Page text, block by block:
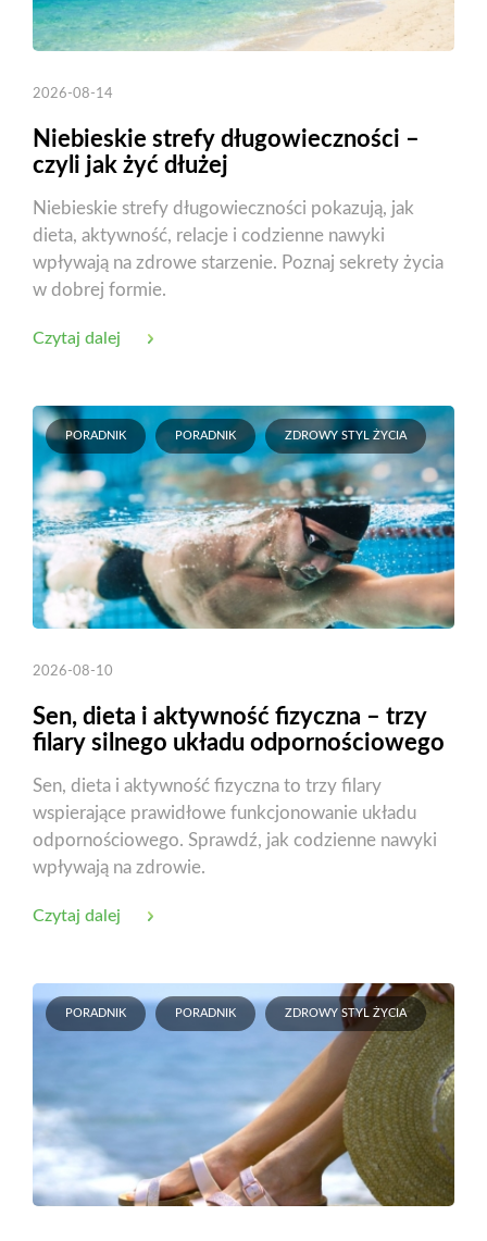
2026-08-14
Niebieskie strefy długowieczności –
czyli jak żyć dłużej
Niebieskie strefy długowieczności pokazują, jak
dieta, aktywność, relacje i codzienne nawyki
wpływają na zdrowe starzenie. Poznaj sekrety życia
w dobrej formie.
Czytaj dalej
PORADNIK PORADNIK ZDROWY STYL ŻYCIA
2026-08-10
Sen, dieta i aktywność fizyczna – trzy
filary silnego układu odpornościowego
Sen, dieta i aktywność fizyczna to trzy filary
wspierające prawidłowe funkcjonowanie układu
odpornościowego. Sprawdź, jak codzienne nawyki
wpływają na zdrowie.
Czytaj dalej
PORADNIK PORADNIK ZDROWY STYL ŻYCIA